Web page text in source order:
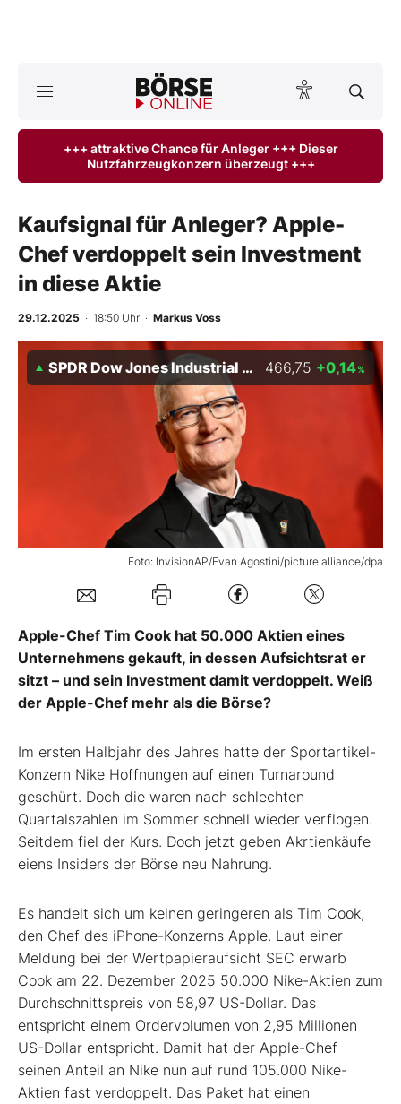
ktuelle Ausgabe BÖRSE ONLINE lesen
Anlageprodukte
Finanz-Check
BO-Musterdepots
Experten
Folgen Sie uns
+++ attraktive Chance für Anleger +++ Dieser
Nutzfahrzeugkonzern überzeugt +++
Kaufsignal für Anleger? Apple-
Chef verdoppelt sein Investment
in diese Aktie
29.12.2025 · 18:50 Uhr · Markus Voss
Foto: InvisionAP/Evan Agostini/picture alliance/dpa
SPDR Dow Jones Industrial Average ETF Trust 466,75 +0,14%
Apple-Chef Tim Cook hat 50.000 Aktien eines
Unternehmens gekauft, in dessen Aufsichtsrat er
sitzt – und sein Investment damit verdoppelt. Weiß
der Apple-Chef mehr als die Börse?
Im ersten Halbjahr des Jahres hatte der Sportartikel-
Konzern Nike Hoffnungen auf einen Turnaround
geschürt. Doch die waren nach schlechten
Quartalszahlen im Sommer schnell wieder verflogen.
Seitdem fiel der Kurs. Doch jetzt geben Akrtienkäufe
eiens Insiders der Börse neu Nahrung.
Es handelt sich um keinen geringeren als Tim Cook,
den Chef des iPhone-Konzerns Apple. Laut einer
Meldung bei der Wertpapieraufsicht SEC erwarb
Cook am 22. Dezember 2025 50.000 Nike-Aktien zum
Durchschnittspreis von 58,97 US-Dollar. Das
entspricht einem Ordervolumen von 2,95 Millionen
US-Dollar entspricht. Damit hat der Apple-Chef
seinen Anteil an Nike nun auf rund 105.000 Nike-
Aktien fast verdoppelt. Das Paket hat einen